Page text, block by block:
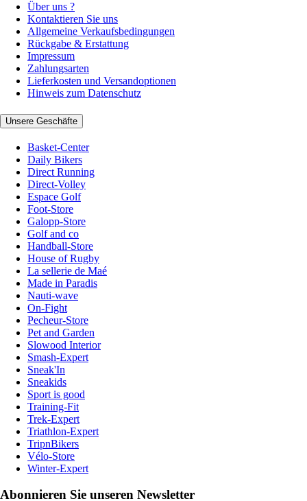
Über uns ?
Kontaktieren Sie uns
Allgemeine Verkaufsbedingungen
Rückgabe & Erstattung
Impressum
Zahlungsarten
Lieferkosten und Versandoptionen
Hinweis zum Datenschutz
Unsere Geschäfte
Basket-Center
Daily Bikers
Direct Running
Direct-Volley
Espace Golf
Foot-Store
Galopp-Store
Golf and co
Handball-Store
House of Rugby
La sellerie de Maé
Made in Paradis
Nauti-wave
On-Fight
Pecheur-Store
Pet and Garden
Slowood Interior
Smash-Expert
Sneak'In
Sneakids
Sport is good
Training-Fit
Trek-Expert
Triathlon-Expert
TripnBikers
Vélo-Store
Winter-Expert
Abonnieren Sie unseren Newsletter